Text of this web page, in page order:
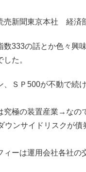
売新聞東京本社 経済
数333の話とか色々興
た。
、ＳＰ500が不動で続
究極の装置産業→なの
ウンサイドリスクが債
ィーは運用会社各社の